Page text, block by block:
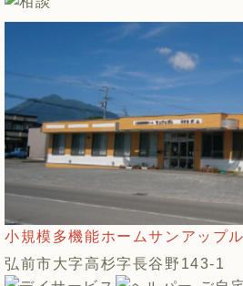
小規模多機能ホームサンアップ
弘前市大字高杉字長谷野143-1